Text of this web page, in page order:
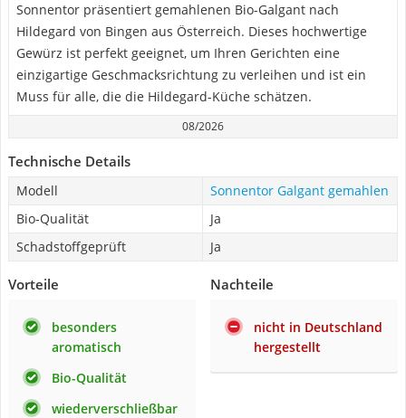
Sonnentor präsentiert gemahlenen Bio-Galgant nach
Hildegard von Bingen aus Österreich. Dieses hochwertige
Gewürz ist perfekt geeignet, um Ihren Gerichten eine
einzigartige Geschmacksrichtung zu verleihen und ist ein
Muss für alle, die die Hildegard-Küche schätzen.
08/2026
Technische Details
Modell
Sonnentor Galgant gemahlen
Bio-Qualität
Ja
Schadstoffgeprüft
Ja
Vorteile
besonders
aromatisch
Bio-Qualität
wiederverschließbar
Nachteile
nicht in Deutschland
hergestellt